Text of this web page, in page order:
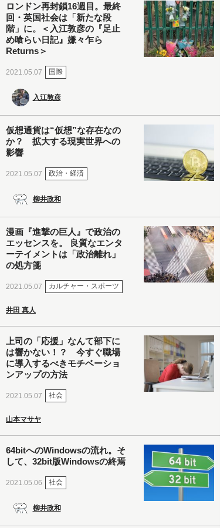
ロンドン再封鎖16週目。最終
回・英国社会は「新たな段
階」に。＜入江敦彦の『足止
め喰らい日記』嫌々乍ら
Returns＞
2021.05.07 国際
入江敦彦
仮想通貨は“仮想”な存在なの
か？ 拡大する現実世界への
影響
2021.05.07 政治・経済
柳井政和
漫画『進撃の巨人』で政治の
エッセンスを。 良質なエンタ
ーテイメントは「政治離れ」
の処方箋
2021.05.07 カルチャー・スポーツ
井田 真人
上司の「応援」なんて部下に
は響かない！？ 今すぐ職場
に導入するべきモチベーショ
ンアップの方法
2021.05.07 社会
山本マサヤ
64bitへのWindowsの流れ。そ
して、32bit版Windowsの終焉
2021.05.06 社会
柳井政和